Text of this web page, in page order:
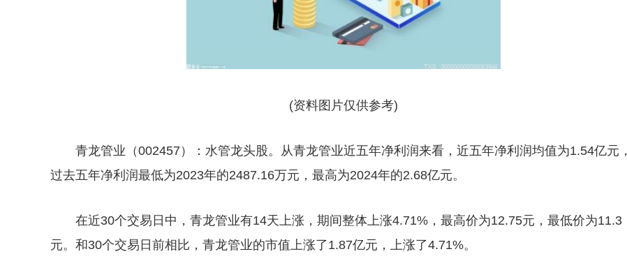
(资料图片仅供参考)
青龙管业（002457）：水管龙头股。从青龙管业近五年净利润来看，近五年净利润均值为1.54亿元，
过去五年净利润最低为2023年的2487.16万元，最高为2024年的2.68亿元。
在近30个交易日中，青龙管业有14天上涨，期间整体上涨4.71%，最高价为12.75元，最低价为11.3
元。和30个交易日前相比，青龙管业的市值上涨了1.87亿元，上涨了4.71%。